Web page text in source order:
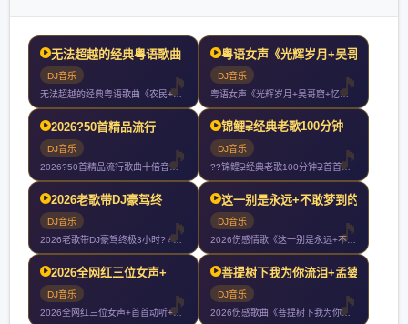
无法超越的经典粤语歌曲《
DJ音乐
无法超越的经典粤语歌曲《农民+大地+灰色轨迹+真的爱你+光辉
粤语女声《光辉岁月+吴哥
DJ音乐
粤语女声《光辉岁月+吴哥窟+忆爱+玻璃之情+让一切随风+谁明
2026?50首精品流行
DJ音乐
2026?50首精品流行歌曲十倍音质高清HIFI精选车载CD
锦鲤⫌经典老歌100分钟
DJ音乐
??锦鲤⫌经典老歌100分钟⫌首首好听7080经典老歌⫌20
2026老歌带DJ豪驾终
DJ音乐
2026老歌带DJ豪驾终极3小时?‍♀️你们以后就叫我大哥?
这一别是永远+不敢梦到的
DJ音乐
2026伤感情歌《这一别是永远+不敢梦到的人+今生啊多相见+
2026全网红三位女声+
DJ音乐
2026全网红三位女声+首首动听+首首伤感+首首爆赞+车载大
菩提树下我为你流泪+孟婆
DJ音乐
2026伤感歌曲《菩提树下我为你流泪+孟婆求你一碗忘情汤+千